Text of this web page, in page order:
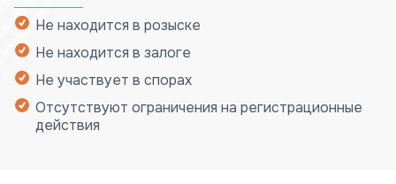
Не находится в розыске
Не находится в залоге
Не участвует в спорах
Отсутствуют ограничения на регистрационные
действия